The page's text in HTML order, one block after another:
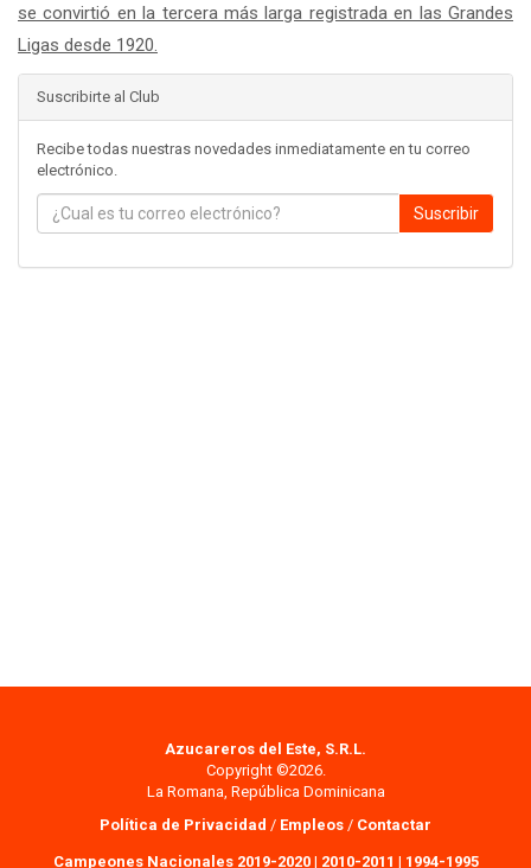
se convirtió en la tercera más larga registrada en las Grandes
Ligas desde 1920.
Suscribirte al Club
Recibe todas nuestras novedades inmediatamente en tu correo
electrónico.
Suscribir
Azucareros del Este, S.R.L.
Copyright ©2026.
La Romana, República Dominicana
Política de Privacidad / Empleos / Contactar
Campeones Nacionales 2019-2020| 2010-2011 | 1994-1995